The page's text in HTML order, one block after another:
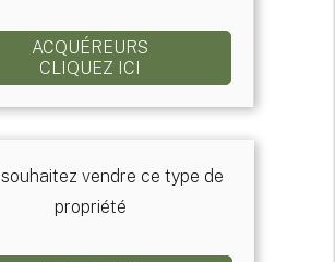
ACQUÉREURS
CLIQUEZ ICI
vendre ce type de
propriété